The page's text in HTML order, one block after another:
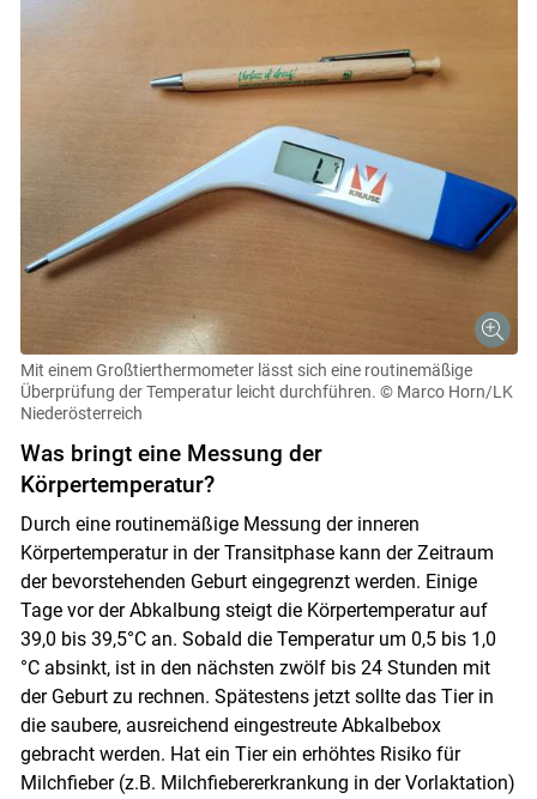
Skip to main content
Mit einem Großtierthermometer lässt sich eine routinemäßige
Überprüfung der Temperatur leicht durchführen. © Marco Horn/LK
Niederösterreich
Was bringt eine Messung der
Körpertemperatur?
Durch eine routinemäßige Messung der inneren
Körpertemperatur in der Transitphase kann der Zeitraum
der bevorstehenden Geburt eingegrenzt werden. Einige
Tage vor der Abkalbung steigt die Körpertemperatur auf
39,0 bis 39,5°C an. Sobald die Temperatur um 0,5 bis 1,0
°C absinkt, ist in den nächsten zwölf bis 24 Stunden mit
der Geburt zu rechnen. Spätestens jetzt sollte das Tier in
die saubere, ausreichend eingestreute Abkalbebox
gebracht werden. Hat ein Tier ein erhöhtes Risiko für
Milchfieber (z.B. Milchfiebererkrankung in der Vorlaktation)